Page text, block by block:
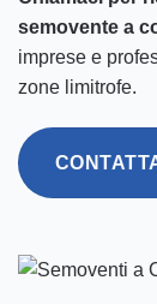
semovente a
imprese e
zone limitrofe.